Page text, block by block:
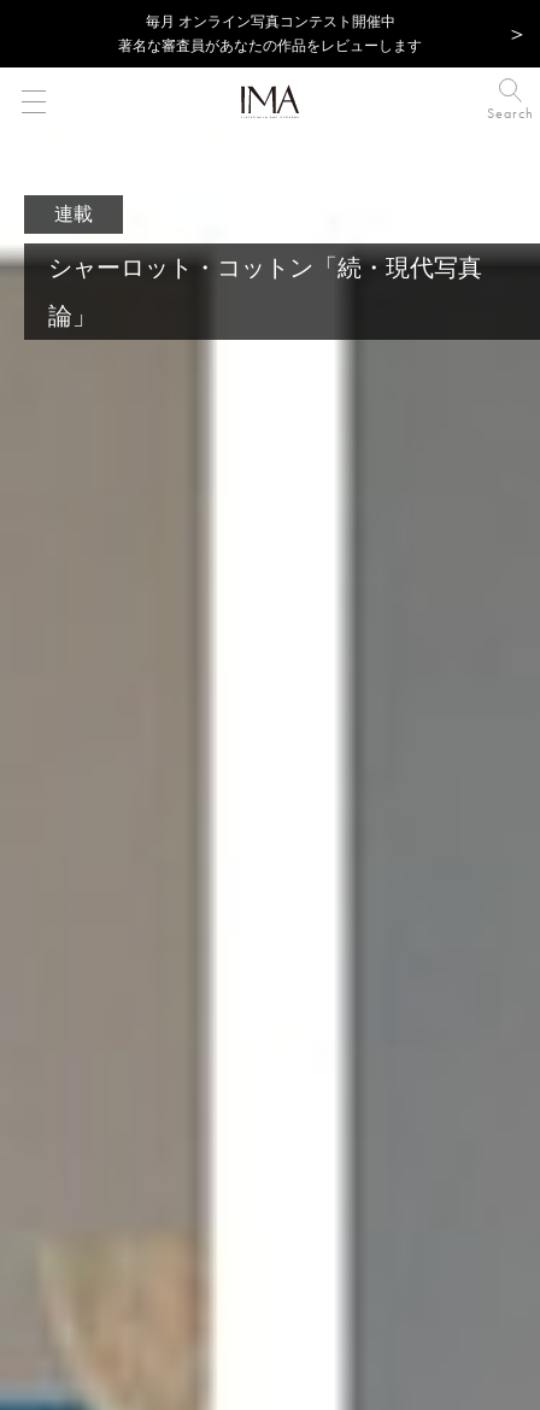
毎⽉ オンライン写真コンテスト開催中
著名な審査員があなたの作品をレビューします
Search
連載
シャーロット・コットン「続・現代写真
論」